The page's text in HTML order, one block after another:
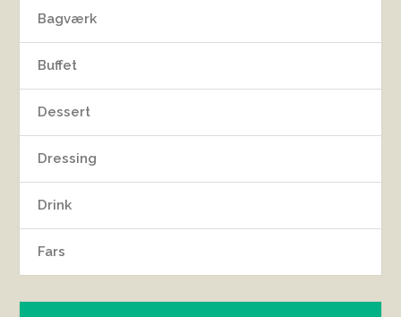
Bagværk
Buffet
Dessert
Dressing
Drink
Fars